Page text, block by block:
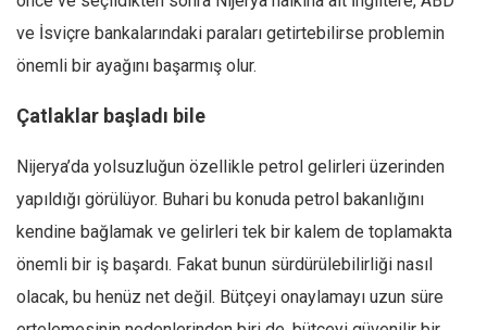
ve İsviçre bankalarındaki paraları getirtebilirse problemin
önemli bir ayağını başarmış olur.
Çatlaklar başladı bile
Nijerya’da yolsuzluğun özellikle petrol gelirleri üzerinden
yapıldığı görülüyor. Buhari bu konuda petrol bakanlığını
kendine bağlamak ve gelirleri tek bir kalem de toplamakta
önemli bir iş başardı. Fakat bunun sürdürülebilirliği nasıl
olacak, bu henüz net değil. Bütçeyi onaylamayı uzun süre